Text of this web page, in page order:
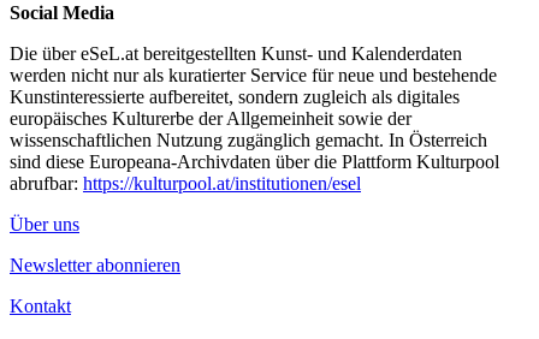
Social Media
Die über eSeL.at bereitgestellten Kunst- und Kalenderdaten
werden nicht nur als kuratierter Service für neue und bestehende
Kunstinteressierte aufbereitet, sondern zugleich als digitales
europäisches Kulturerbe der Allgemeinheit sowie der
wissenschaftlichen Nutzung zugänglich gemacht. In Österreich
sind diese Europeana-Archivdaten über die Plattform Kulturpool
abrufbar: https://kulturpool.at/institutionen/esel
Über uns
Newsletter abonnieren
Kontakt